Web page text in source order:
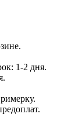
1-2 дня.